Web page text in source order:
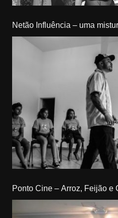
Netão Influência – uma
Ponto Cine – Arroz, Feijão e